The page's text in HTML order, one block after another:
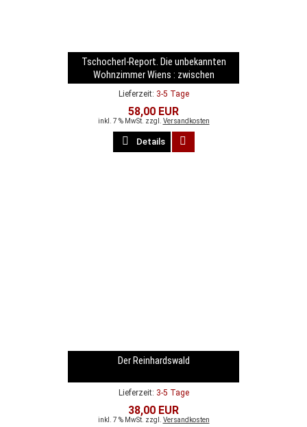
Tschocherl-Report. Die unbekannten
Wohnzimmer Wiens : zwischen
Fluchtachterl und Gesellschaftskritik
Lieferzeit: 3-5 Tage
58,00 EUR
inkl. 7 % MwSt. zzgl. Versandkosten
Details
Der Reinhardswald
Lieferzeit: 3-5 Tage
38,00 EUR
inkl. 7 % MwSt. zzgl. Versandkosten